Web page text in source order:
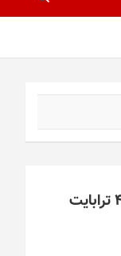
این کارت حافظه کوچک ۴ ترابایت